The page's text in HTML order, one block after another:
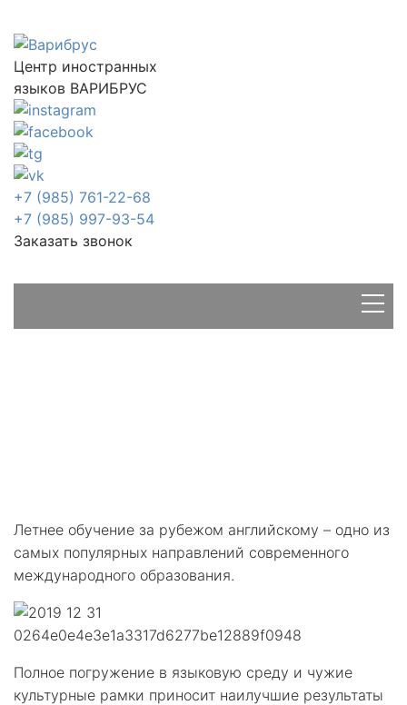
Центр иностранных
языков ВАРИБРУС
+7 (985) 761-22-68
+7 (985) 997-93-54
Заказать звонок
Летнее обучение за рубежом английскому – одно из
самых популярных направлений современного
международного образования.
Полное погружение в языковую среду и чужие
культурные рамки приносит наилучшие результаты